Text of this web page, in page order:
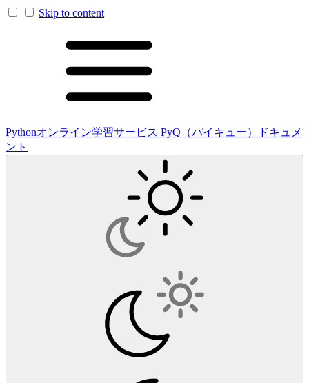
Skip to content
Pythonオンライン学習サービス PyQ（パイキュー）ドキュメ
ント